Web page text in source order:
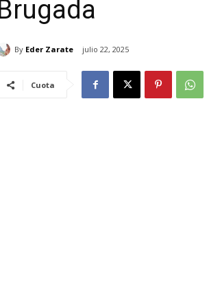
Brugada
By Eder Zarate julio 22, 2025
Cuota